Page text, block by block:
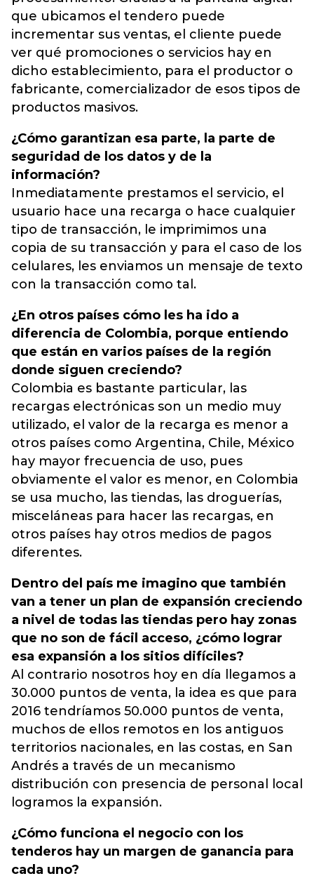
que ubicamos el tendero puede
incrementar sus ventas, el cliente puede
ver qué promociones o servicios hay en
dicho establecimiento, para el productor o
fabricante, comercializador de esos tipos de
productos masivos.
¿Cómo garantizan esa parte, la parte de
seguridad de los datos y de la
información?
Inmediatamente prestamos el servicio, el
usuario hace una recarga o hace cualquier
tipo de transacción, le imprimimos una
copia de su transacción y para el caso de los
celulares, les enviamos un mensaje de texto
con la transacción como tal.
¿En otros países cómo les ha ido a
diferencia de Colombia, porque entiendo
que están en varios países de la región
donde siguen creciendo?
Colombia es bastante particular, las
recargas electrónicas son un medio muy
utilizado, el valor de la recarga es menor a
otros países como Argentina, Chile, México
hay mayor frecuencia de uso, pues
obviamente el valor es menor, en Colombia
se usa mucho, las tiendas, las droguerías,
misceláneas para hacer las recargas, en
otros países hay otros medios de pagos
diferentes.
Dentro del país me imagino que también
van a tener un plan de expansión creciendo
a nivel de todas las tiendas pero hay zonas
que no son de fácil acceso, ¿cómo lograr
esa expansión a los sitios difíciles?
Al contrario nosotros hoy en día llegamos a
30.000 puntos de venta, la idea es que para
2016 tendríamos 50.000 puntos de venta,
muchos de ellos remotos en los antiguos
territorios nacionales, en las costas, en San
Andrés a través de un mecanismo
distribución con presencia de personal local
logramos la expansión.
¿Cómo funciona el negocio con los
tenderos hay un margen de ganancia para
cada uno?